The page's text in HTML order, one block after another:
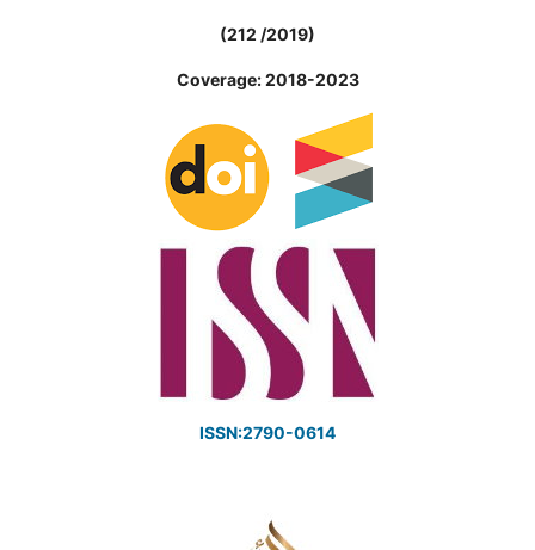
(212 /2019)
Coverage: 2018-2023
ISSN:2790-0614